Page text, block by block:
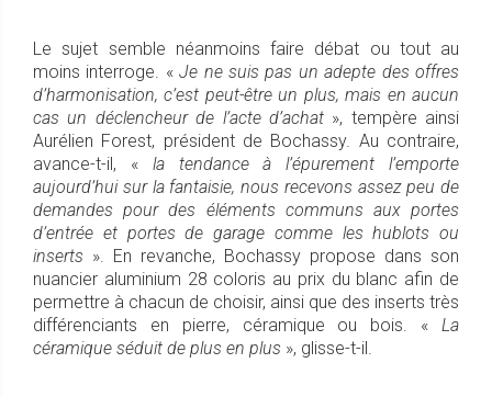
Le sujet semble néanmoins faire débat ou tout au
moins interroge. «Je ne suis pas un adepte des offres
d’harmonisation, c’est peut-être un plus, mais en aucun
cas un déclencheur de l’acte d’achat », tempère ainsi
Aurélien Forest, président de Bochassy. Au contraire,
avance-t-il, « la tendance à l’épurement l’emporte
aujourd’hui sur la fantaisie, nous recevons assez peu de
demandes pour des éléments communs aux portes
d’entrée et portes de garage comme les hublots ou
inserts ». En revanche, Bochassy propose dans son
nuancier aluminium 28 coloris au prix du blanc afin de
permettre à chacun de choisir, ainsi que des inserts très
différenciants en pierre, céramique ou bois. « La
céramique séduit de plus en plus », glisse-t-il.